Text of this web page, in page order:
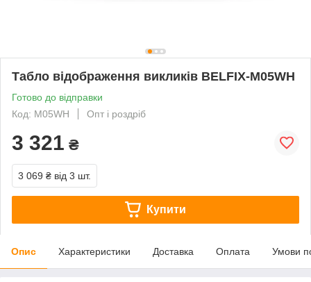
Табло відображення викликів BELFIX-M05WH
Готово до відправки
Код: M05WH
Опт і роздріб
3 321 ₴
3 069 ₴ від 3 шт.
Купити
Опис Характеристики Доставка Оплата Умови